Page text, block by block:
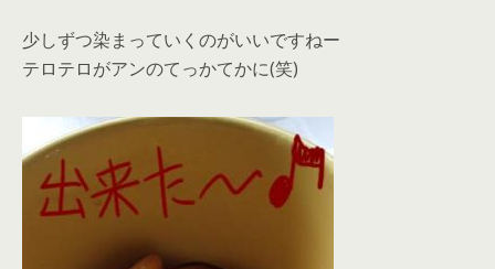
少しずつ染まっていくのがいいですねー
テロテロがアンのてっかてかに(笑)